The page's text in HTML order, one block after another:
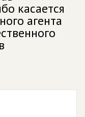
касается
агента